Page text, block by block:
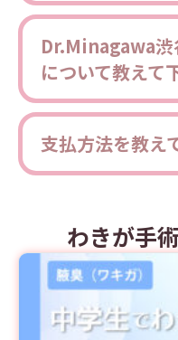
Dr.Minagawa渋
について教えて
支払方法を教え
わきが手